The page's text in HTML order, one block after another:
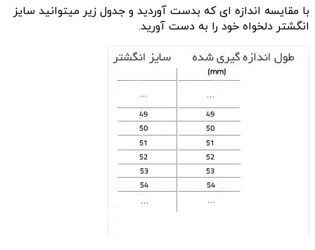
با مقایسه اندازه ای که بدست آوردید و جدول زیر میتوانید سایز
انگشتر دلخواه خود را به دست آورید.